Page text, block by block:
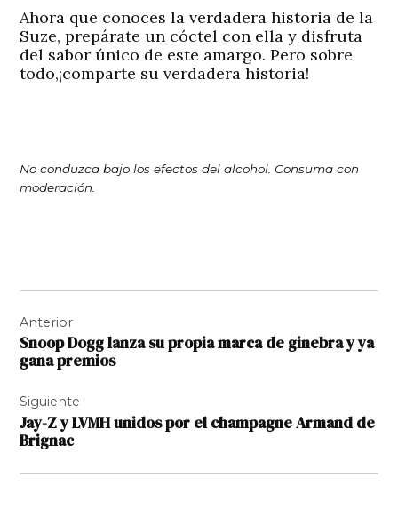
Ahora que conoces la verdadera historia de la
Suze, prepárate un cóctel con ella y disfruta
del sabor único de este amargo. Pero sobre
todo,¡comparte su verdadera historia!
No conduzca bajo los efectos del alcohol. Consuma con
moderación.
de
entradas
Anterior
Snoop Dogg lanza su propia marca de ginebra y ya
gana premios
Siguiente
Jay-Z y LVMH unidos por el champagne Armand de
Brignac